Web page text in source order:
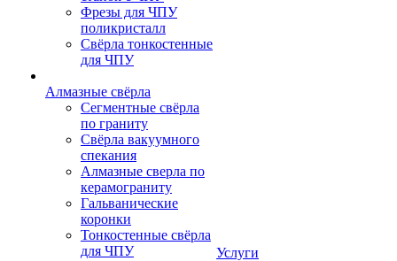
Фрезы для ЧПУ
поликристалл
Свёрла тонкостенные
для ЧПУ
Алмазные свёрла
Сегментные свёрла
по граниту
Свёрла вакуумного
спекания
Алмазные сверла по
керамограниту
Гальванические
коронки
Тонкостенные свёрла
для ЧПУ
Услуги